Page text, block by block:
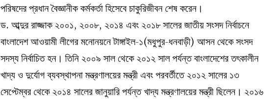
পরিষদের প্রধান বৈজ্ঞানীক কর্মকর্তা হিসেবে চাকুরিজীবন শেষ করেন।
ড. আব্দুর রাজ্জাক ২০০১, ২০০৮, ২০১৪ এবং ২০১৮ সালের জাতীয় সংসদ নির্বাচনে
বাংলাদেশ আওয়ামী লীগের মনোনয়নে টাঙ্গাইল-১(মধুপুর-ধনবাড়ী) আসন থেকে সংসদ
সদস্য নির্বাচিত হন। তিনি ২০০৯ সাল থেকে ২০১২ সাল পর্যন্ত বাংলাদেশের তৎকালীন
খাদ্য ও দুর্যোগ ব্যবস্থাপনা মন্ত্রণালয়ের মন্ত্রী এবং পরবর্তীতে ২০১২ সালের ১৩
সেপ্টেম্বর থেকে ২০১৪ সালের জানুয়ারি পর্যন্ত খাদ্য মন্ত্রণালয়ের মন্ত্রী ছিলেন। ২০১৬